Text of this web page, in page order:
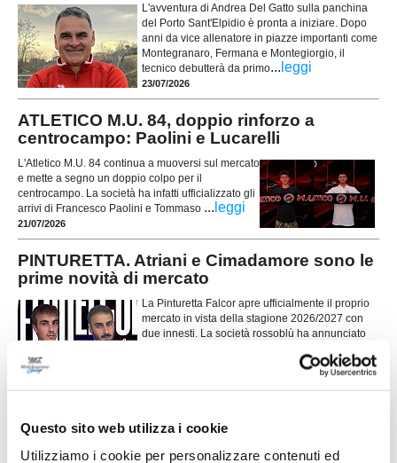
Questo sito web utilizza i cookie
Utilizziamo i cookie per personalizzare contenuti ed
L'avventura di Andrea Del Gatto sulla panchina
del Porto Sant'Elpidio è pronta a iniziare. Dopo
anni da vice allenatore in piazze importanti come
Montegranaro, Fermana e Montegiorgio, il
tecnico debutterà da primo... leggi
23/07/2026
ATLETICO M.U. 84, doppio rinforzo a
centrocampo: Paolini e Lucarelli
L'Atletico M.U. 84 continua a muoversi sul mercato
e mette a segno un doppio colpo per il
centrocampo. La società ha infatti ufficializzato gli
arrivi di Francesco Paolini e Tommaso ... leggi
21/07/2026
PINTURETTA. Atriani e Cimadamore sono le
prime novità di mercato
La Pinturetta Falcor apre ufficialmente il proprio
mercato in vista della stagione 2026/2027 con
due innesti. La società rossoblù ha annunciato
"Ripartiamo con idee chiare"
Ripartire da zero, puntando sui giovani del territorio e su un forte senso di